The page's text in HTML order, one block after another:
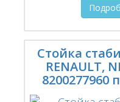
Стойка
RENAULT,
8200277960